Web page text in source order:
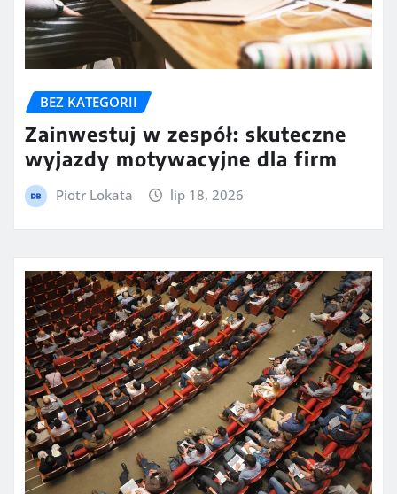
BEZ KATEGORII
Zainwestuj w zespół: skuteczne
wyjazdy motywacyjne dla firm
Piotr Lokata lip 18, 2026